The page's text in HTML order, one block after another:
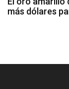
más dólares